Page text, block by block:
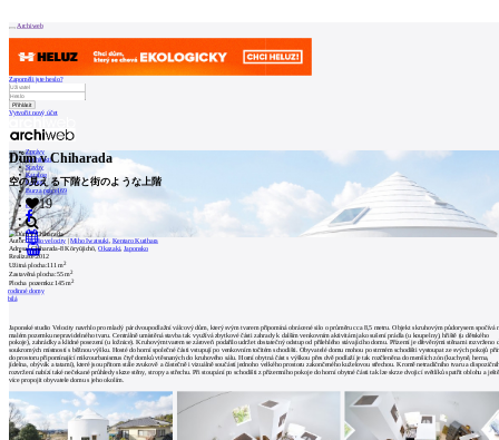
Archiweb
Zapoměli jste heslo?
Vytvořit nový účet
Zprávy
Architekti
Stavby
Katalog
E-shop
Burza práce169
en
0
Dům v Chiharada
空の見える下階と街のような上階
19
Autor: studio velocity |Miho Iwatsuki
Kentaro Kurihara
Adresa:Chiharada-8 Kōryūjichō,Okazaki
Japonsko
Realizace:2012
Užitná plocha:111 m2
Zastavěná plocha:55 m2
Plocha pozemku: 145 m2
rodinné domy
bílá
Japonské studio Velocity navrhlo pro mladý pár dvoupodlažní válcový dům, který svým tvarem připomíná obrácené silo o průměru cca 8,5 metru. Objekt s kruhovým půdorysem spočívá
malém pozemku nepravidelného tvaru. Centrálně umístěná stavba tak využívá zbytkové části zahrady k dalším venkovním aktivitám jako sušení prádla (u koupelny), hřiště (u dětského
pokoje), zahrádky a klidné posezení (u ložnice). Kruhovým tvarem se zároveň podařilo udržet dostatečný odstup od přilehlého stávajícího domu. Přízemí je dřevěnými stěnami rozvrženo
soukromých místností s běžnou výšku. Hosté do horní společné části vstupují po venkovním točitém schodišti. Obyvatelé domu mohou po strmém schodišti vystoupat ze svých pokojů
do prostoru připomínající mikrourbanismus čtyř domků vtěsnaných do kruhového sálu. Horní obytná část s výškou přes dvě podlaží je tak rozčleněna do menších zón (kuchyně, herna,
jídelna, obývák a tatami), které jsou přitom stále zvukově a částečně i vizuálně součástí jednoho velkého prostoru zakončeného kuželovou střechou. Kromě netradičního tvaru a
rozvržení nabízí také nečekané průhledy skrze stěny, stropy a střechu. Při stoupání po schodišti z přízemního pokoje do horní obytné části tak lze skrze dvojicí světlíků spatřit oblohu a ještě
více propojit obyvatele domu s jeho okolím.
Patička
centrum
architektury
O
NÁS
Náš
INZERCE
Kontakt